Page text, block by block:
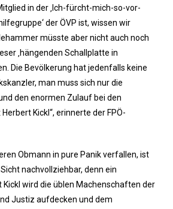
in der ‚Ich-fürcht-mich-so-vor-
der ÖVP ist, wissen wir
müsste aber nicht auch noch
‚hängenden Schallplatte in
Die Bevölkerung hat jedenfalls keine
man muss sich nur die
den enormen Zulauf bei den
Kickl“, erinnerte der FPÖ-
Obmann in pure Panik verfallen, ist
nachvollziehbar, denn ein
Kickl wird die üblen Machenschaften der
Justiz aufdecken und dem